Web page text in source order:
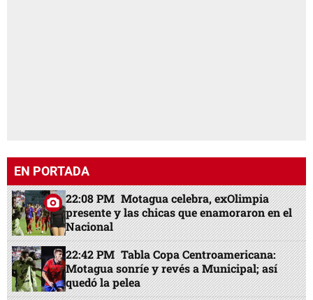
EN PORTADA
22:08 PM Motagua celebra, exOlimpia
presente y las chicas que enamoraron en el
Nacional
22:42 PM Tabla Copa Centroamericana:
Motagua sonríe y revés a Municipal; así
quedó la pelea